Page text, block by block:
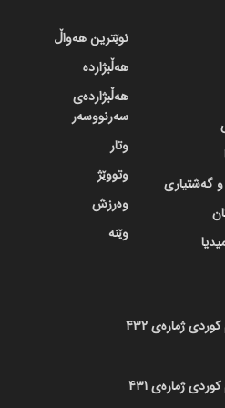
گه‌شتیاری
نوێترین هەواڵ
هەڵبژاردە
هەڵبژاردەی
سەرنووسەر
وتار
وتووێژ
وەرزش
وێنە
ژمارەی 432
ژمارەی 431